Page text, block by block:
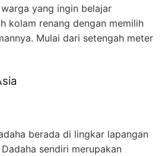
yang ingin belajar
kolam renang dengan memilih
Mulai dari setengah meter
berada di lingkar lapangan
sendiri merupakan